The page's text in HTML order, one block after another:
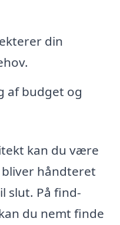
din
af budget og
kan du være
håndteret
slut. På find-
du nemt finde